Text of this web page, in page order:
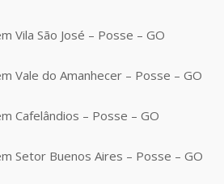
Vila São José – Posse – GO
Vale do Amanhecer – Posse – GO
Cafelândios – Posse – GO
Setor Buenos Aires – Posse – GO